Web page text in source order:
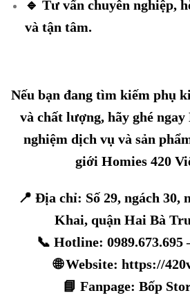
🔹 Tư vấn chuyên nghiệp,
và tận tâm.
Nếu bạn đang tìm kiếm phụ
và chất lượng, hãy ghé
nghiệm dịch vụ và sản
giới Homies 420
📍 Địa chỉ: Số 29, ngách 30,
Khai, quận Hai Bà
📞 Hotline: 0989.673.695
🌐 Website: https://
📘 Fanpage: Bốp